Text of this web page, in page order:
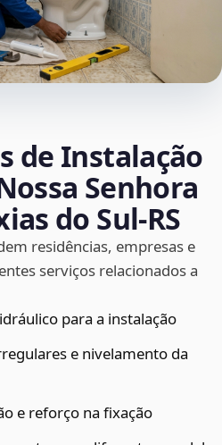
de Instalação
Senhora
do Sul‑RS
residências, empresas e
serviços relacionados a
para a instalação
e nivelamento da
e reforço na fixação